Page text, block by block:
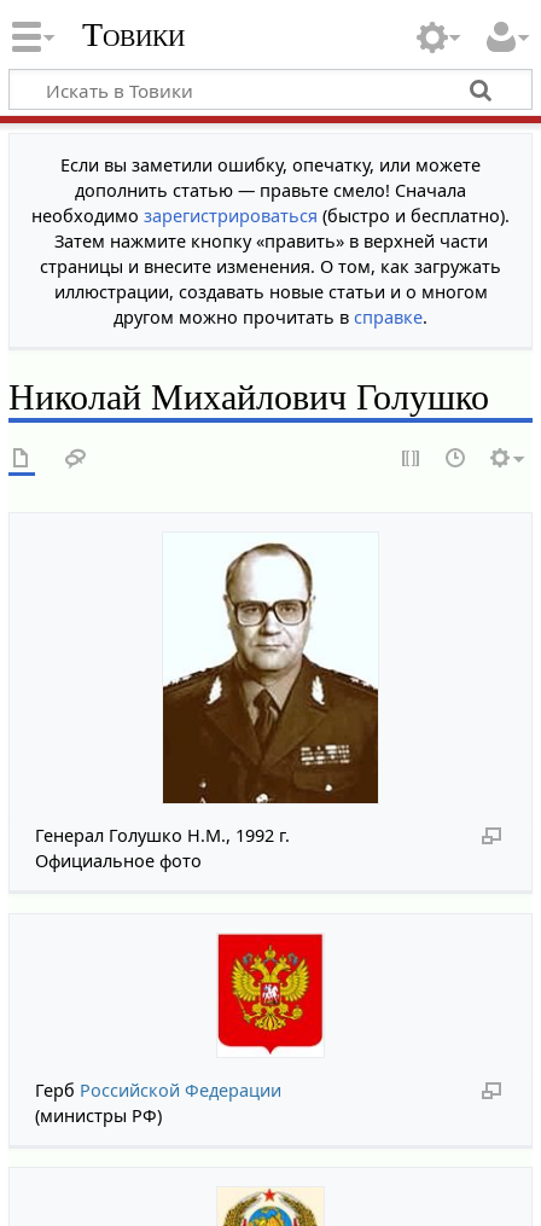
Товики
Если вы заметили ошибку, опечатку, или можете
дополнить статью — правьте смело! Сначала
необходимо зарегистрироваться (быстро и бесплатно).
Затем нажмите кнопку «править» в верхней части
страницы и внесите изменения. О том, как загружать
иллюстрации, создавать новые статьи и о многом
другом можно прочитать в справке.
Николай Михайлович Голушко
Генерал Голушко Н.М., 1992 г.
Официальное фото
Герб Российской Федерации
(министры РФ)